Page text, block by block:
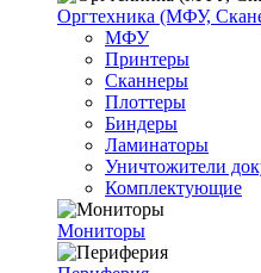
Оргтехника (МФУ,
МФУ
Принтеры
Сканнеры
Плоттеры
Биндеры
Ламинаторы
Уничтожители
Комплектующие
Мониторы